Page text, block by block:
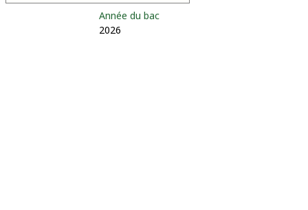
Année du bac
2026